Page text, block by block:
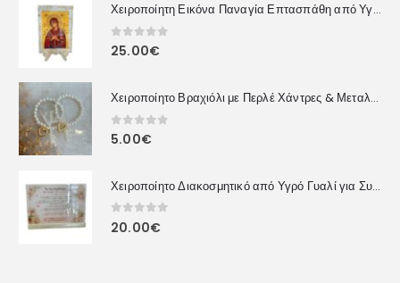
Χειροποίητη Εικόνα Παναγία Επτασπάθη από Υγρό Γυαλί
0out of 5
25.00€
Χειροποίητο Βραχιόλι με Περλέ Χάντρες & Μεταλλική Καρδιά
0 out of 5
5.00€
Χειροποίητο Διακοσμητικό από Υγρό Γυαλί για Συναδέλφους – Προσωποποιημένο Δώρο με Αφιέρωση
0 out of 5
20.00€